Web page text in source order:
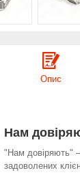
Опис
Нам
"Нам довіряють"
задоволених